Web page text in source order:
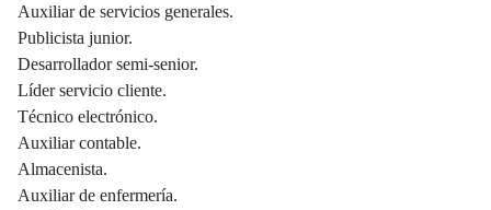
Auxiliar de servicios generales.
Publicista junior.
Desarrollador semi-senior.
Líder servicio cliente.
Técnico electrónico.
Auxiliar contable.
Almacenista.
Auxiliar de enfermería.